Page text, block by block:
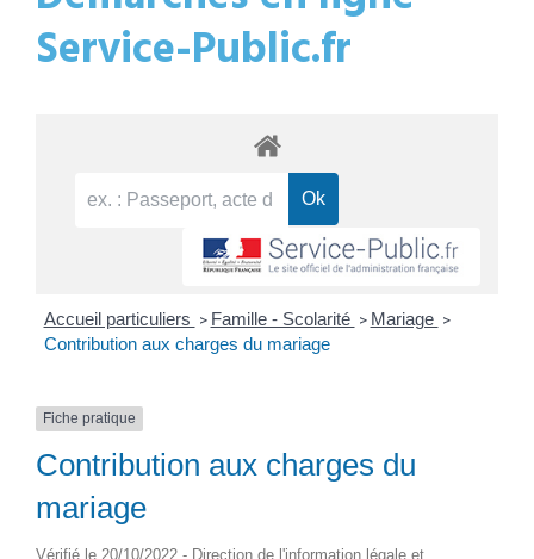
Service-Public.fr
Accueil particuliers > Famille - Scolarité > Mariage >
Contribution aux charges du mariage
Fiche pratique
Contribution aux charges du
mariage
Vérifié le 20/10/2022 - Direction de l'information légale et